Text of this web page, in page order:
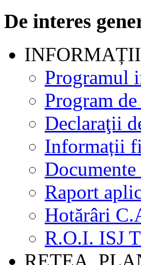
De interes
Programul
Program
Declaraţii
Informații
Raport
Hotărâri
R.O.I. ISJ
REȚEA.